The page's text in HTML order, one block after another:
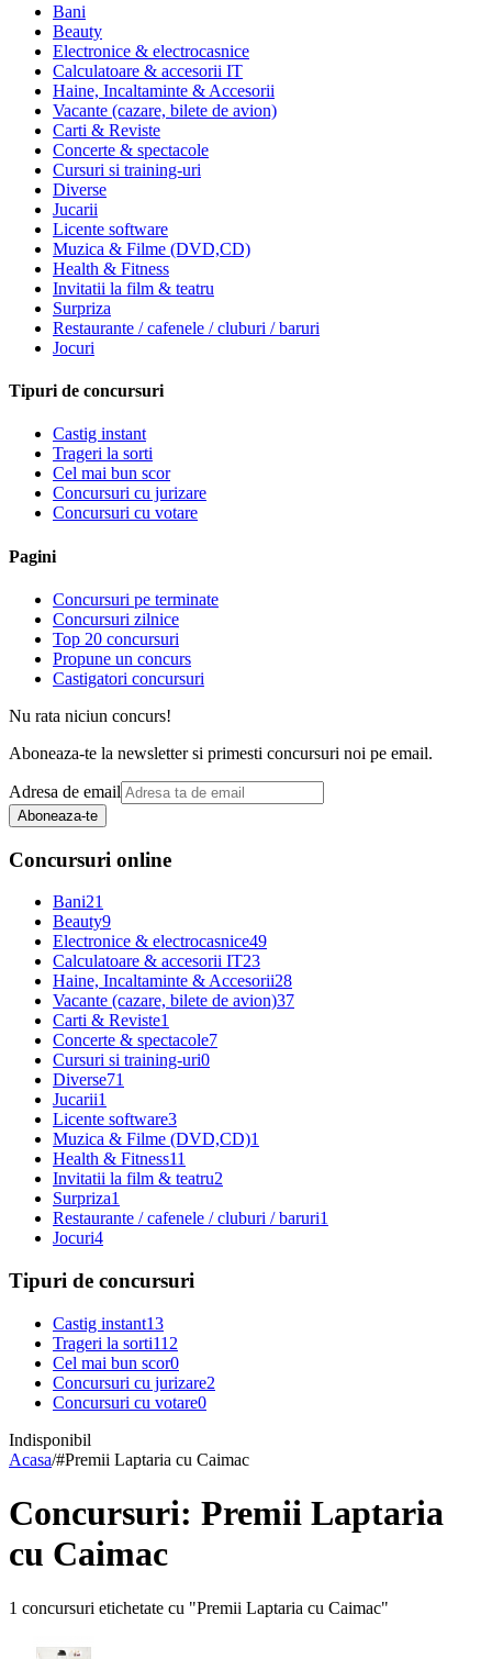
Bani
Beauty
Electronice & electrocasnice
Calculatoare & accesorii IT
Haine, Incaltaminte & Accesorii
Vacante (cazare, bilete de avion)
Carti & Reviste
Concerte & spectacole
Cursuri si training-uri
Diverse
Jucarii
Licente software
Muzica & Filme (DVD,CD)
Health & Fitness
Invitatii la film & teatru
Surpriza
Restaurante / cafenele / cluburi / baruri
Jocuri
Tipuri de concursuri
Castig instant
Trageri la sorti
Cel mai bun scor
Concursuri cu jurizare
Concursuri cu votare
Pagini
Concursuri pe terminate
Concursuri zilnice
Top 20 concursuri
Propune un concurs
Castigatori concursuri
Nu rata niciun concurs!
Aboneaza-te la newsletter si primesti concursuri noi pe email.
Adresa de email
Aboneaza-te
Concursuri online
Bani21
Beauty9
Electronice & electrocasnice49
Calculatoare & accesorii IT23
Haine, Incaltaminte & Accesorii28
Vacante (cazare, bilete de avion)37
Carti & Reviste1
Concerte & spectacole7
Cursuri si training-uri0
Diverse71
Jucarii1
Licente software3
Muzica & Filme (DVD,CD)1
Health & Fitness11
Invitatii la film & teatru2
Surpriza1
Restaurante / cafenele / cluburi / baruri1
Jocuri4
Tipuri de concursuri
Castig instant13
Trageri la sorti112
Cel mai bun scor0
Concursuri cu jurizare2
Concursuri cu votare0
Indisponibil
Acasa/#Premii Laptaria cu Caimac
Concursuri: Premii Laptaria
cu Caimac
1 concursuri etichetate cu "Premii Laptaria cu Caimac"